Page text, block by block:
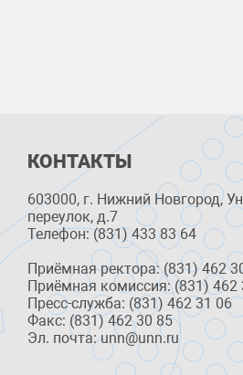
КОНТАКТЫ
603000, г. Нижний Новгород,
переулок, д.7
Телефон: (831) 433 83 64
Приёмная ректора: (831) 462
Приёмная комиссия: (831) 462
Пресс-служба: (831) 462 31 06
Факс: (831) 462 30 85
Эл. почта: unn@unn.ru